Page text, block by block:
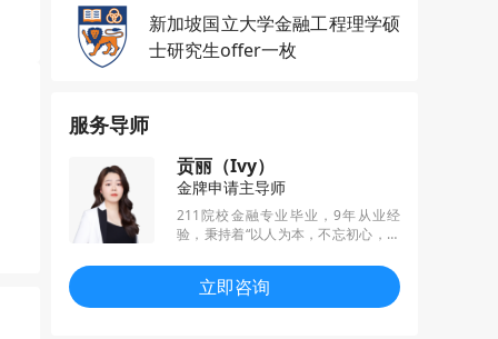
新加坡国立大学金融工程理学硕
士研究生offer一枚
服务导师
贡丽（Ivy）
金牌申请主导师
211院校金融专业毕业，9年从业经
验，秉持着“以人为本，不忘初心，以
帮助学生拿到600+枚offer，尤其擅长
G5港三新二等名校商科及理工科项目
申请。凭借出色的业务能力和服务品
立即咨询